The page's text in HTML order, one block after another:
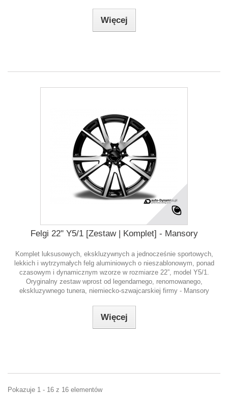
Więcej
Felgi 22" Y5/1 [Zestaw | Komplet] - Mansory
Komplet luksusowych, ekskluzywnych a jednocześnie sportowych,
lekkich i wytrzymałych felg aluminiowych o nieszablonowym, ponad
czasowym i dynamicznym wzorze w rozmiarze 22”, model Y5/1.
Oryginalny zestaw wprost od legendarnego, renomowanego,
ekskluzywnego tunera, niemiecko-szwajcarskiej firmy - Mansory
Więcej
Pokazuje 1 - 16 z 16 elementów